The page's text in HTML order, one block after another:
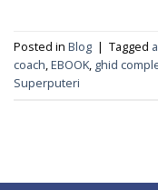
Posted in Blog | Tagged
coach,EBOOK, ghid
Superputeri